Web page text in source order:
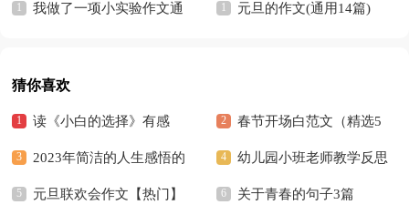
15篇我做了一项小实验作文通 元旦的作文(通用14篇)
猜你喜欢
读《小白的选择》有感 春节开场白范文（精选5
篇）
2023年简洁的人生感悟的
好句摘录36条
幼儿园小班老师教学反思
元旦联欢会作文【热门】 关于青春的句子3篇